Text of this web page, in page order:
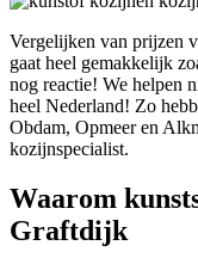
Vergelijken van prijzen
gaat heel gemakkelijk
nog reactie! We helpen
heel Nederland! Zo
Obdam, Opmeer en
kozijnspecialist.
Waarom
Graftdijk